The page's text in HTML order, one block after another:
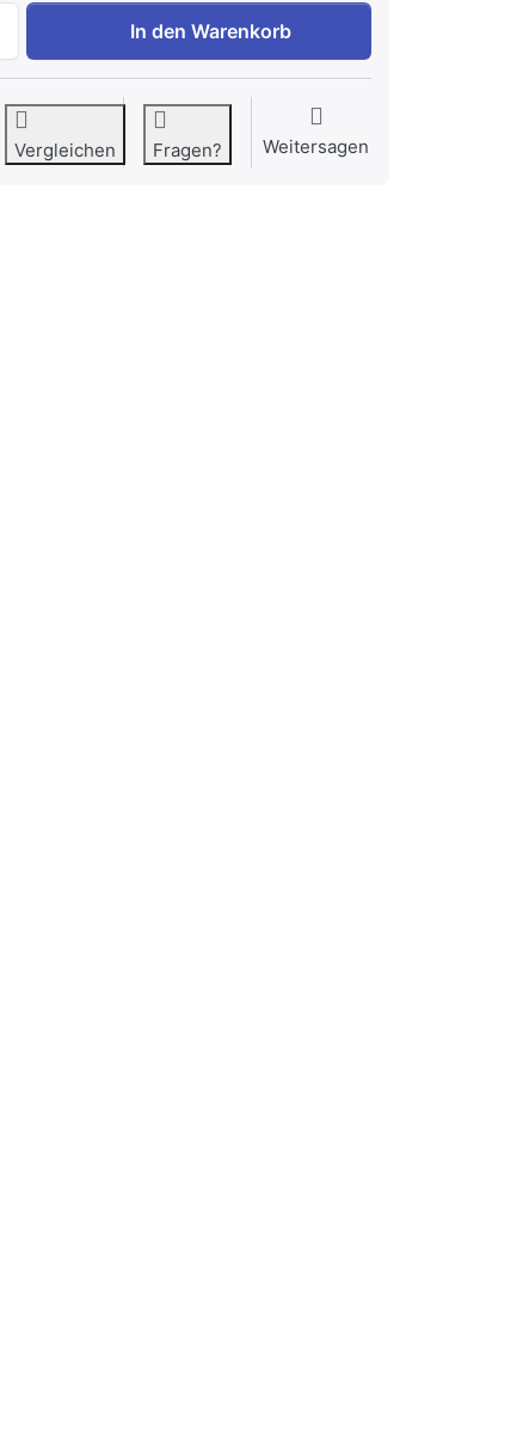
Smeg FAB32RRD6 Kühlschrank 50's Kühl/
In den Warenkorb
Vergleichen Fragen? Weitersagen